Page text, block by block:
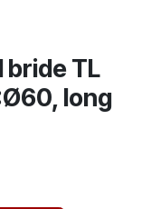
bride TL
long